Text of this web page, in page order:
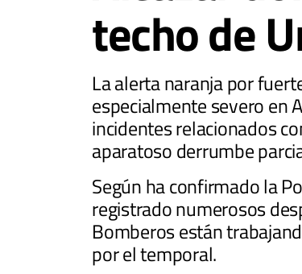
techo de
La alerta naranja por
especialmente severo en
incidentes relacionados
aparatoso derrumbe
Según ha confirmado la
registrado numerosos
Bomberos están
por el temporal.